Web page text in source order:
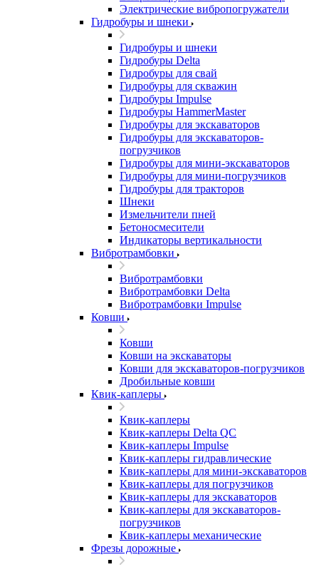
Электрические вибропогружатели
Гидробуры и шнеки
Гидробуры и шнеки
Гидробуры Delta
Гидробуры для свай
Гидробуры для скважин
Гидробуры Impulse
Гидробуры HammerMaster
Гидробуры для экскаваторов
Гидробуры для экскаваторов-
погрузчиков
Гидробуры для мини-экскаваторов
Гидробуры для мини-погрузчиков
Гидробуры для тракторов
Шнеки
Измельчители пней
Бетоносмесители
Индикаторы вертикальности
Вибротрамбовки
Вибротрамбовки
Вибротрамбовки Delta
Вибротрамбовки Impulse
Ковши
Ковши
Ковши на экскаваторы
Ковши для экскаваторов-погрузчиков
Дробильные ковши
Квик-каплеры
Квик-каплеры
Квик-каплеры Delta QC
Квик-каплеры Impulse
Квик-каплеры гидравлические
Квик-каплеры для мини-экскаваторов
Квик-каплеры для погрузчиков
Квик-каплеры для экскаваторов
Квик-каплеры для экскаваторов-
погрузчиков
Квик-каплеры механические
Фрезы дорожные